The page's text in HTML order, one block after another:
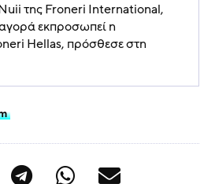
της Froneri International,
εκπροσωπεί η
Hellas, πρόσθεσε στη